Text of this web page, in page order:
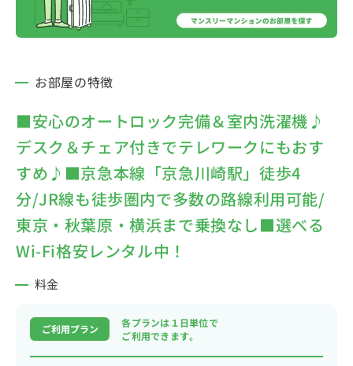
お部屋の特徴
■安心のオートロック完備＆室内洗濯機♪
デスク＆チェア付きでテレワークにもおす
すめ♪■京急本線「京急川崎駅」徒歩4
分/JR線も徒歩圏内で多数の路線利用可能/
東京・秋葉原・横浜まで乗換なし■選べる
Wi-Fi格安レンタル中！
料金
ご利用プラン
各プランは１日単位で
ご利用できます。